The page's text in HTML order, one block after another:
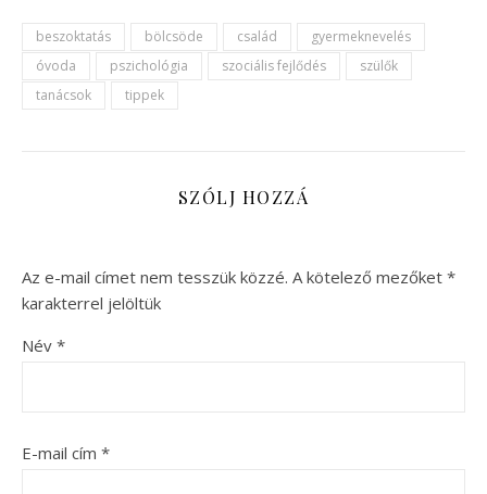
beszoktatás bölcsöde család
gyermeknevelés
óvoda
pszichológia szociális fejlődés
szülők
tanácsok
tippek
SZÓLJ HOZZÁ
Az e-mail címet nem tesszük közzé. A kötelező mezőket *
karakterrel jelöltük
Név *
E-mail cím *